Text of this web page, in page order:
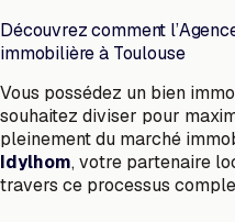
Découvrez comment
immobilière à Toulouse
Vous possédez un bien
souhaitez diviser pour
pleinement du marché
Idylhom, votre partenaire
travers ce processus